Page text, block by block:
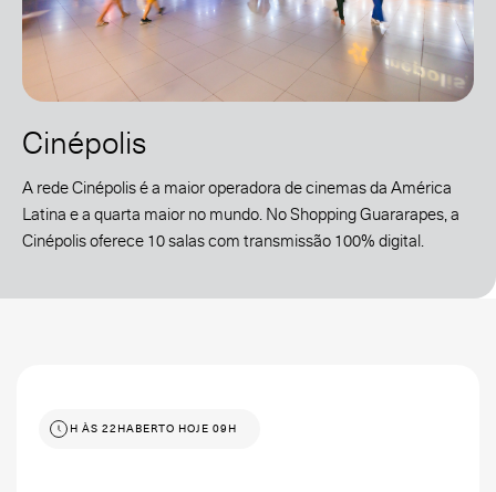
Cinépolis
A rede Cinépolis é a maior operadora de cinemas da América
Latina e a quarta maior no mundo. No Shopping Guararapes, a
Cinépolis oferece 10 salas com transmissão 100% digital.
HOJE 09H ÀS 22HABERTO HOJE 09H ÀS 22H